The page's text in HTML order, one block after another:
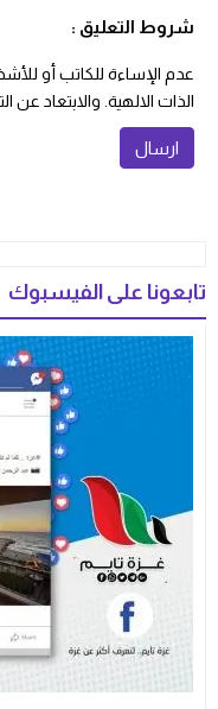
شروط التعليق :
عدم الإساءة للكاتب أو
الذات الالهية. والابتعاد
تابعونا على الفيسبوك